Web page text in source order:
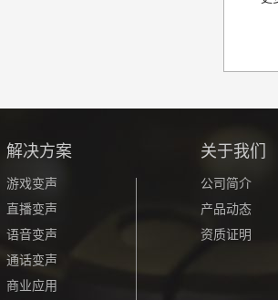
解决方案
游戏变声
直播变声
语音变声
通话变声
商业应用
关于我们
公司简介
产品动态
资质证明